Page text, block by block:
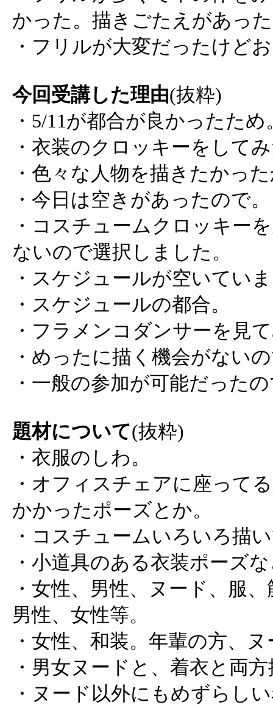
かった。描きごたえがあっ
・フリルが大変だったけど
今回受講した理由(抜粋)
・5/11が都合が良かったため
・衣装のクロッキーをして
・色々な人物を描きたかっ
・今日は空きがあったので。
・コスチュームクロッキー
ないので選択しました。
・スケジュールが空いてい
・スケジュールの都合。
・フラメンコダンサーを見
・めったに描く機会がない
・一般の参加が可能だった
題材について(抜粋)
・衣服のしわ。
・オフィスチェアに座って
かかったポーズとか。
・コスチュームいろいろ描
・小道具のある衣装ポーズ
・女性、男性、ヌード、服
男性、女性等。
・女性、和装。年輩の方、
・男女ヌードと、着衣と両
・ヌード以外にもめずらし